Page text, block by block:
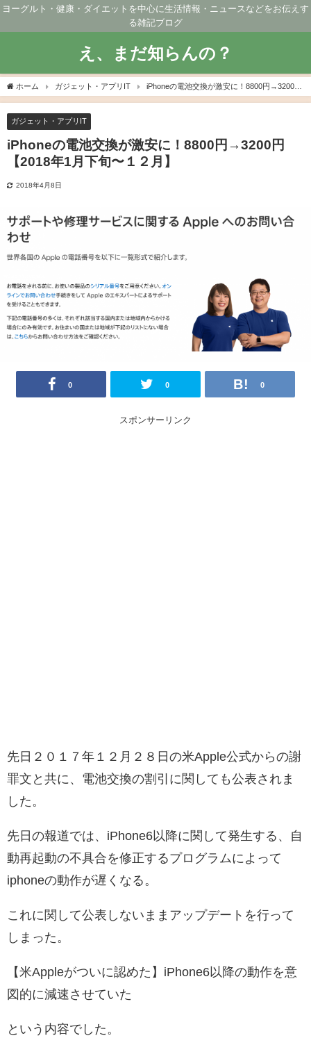
ヨーグルト・健康・ダイエットを中心に生活情報・ニュースなどをお伝えす
る雑記ブログ
え、まだ知らんの？
ホーム ガジェット・アプリIT
iPhoneの電池交換が激安に！8800円→3200円
【2018年1月下旬〜１２月】
ガジェット・アプリIT
iPhoneの電池交換が激安に！8800円→3200円
【2018年1月下旬〜１２月】
2018年4月8日
0 0 0
スポンサーリンク
先日２０１７年１２月２８日の米Apple公式からの謝
罪文と共に、電池交換の割引に関しても公表されま
した。
先日の報道では、iPhone6以降に関して発生する、自
動再起動の不具合を修正するプログラムによって
iphoneの動作が遅くなる。
これに関して公表しないままアップデートを行って
しまった。
【米Appleがついに認めた】iPhone6以降の動作を意
図的に減速させていた
という内容でした。